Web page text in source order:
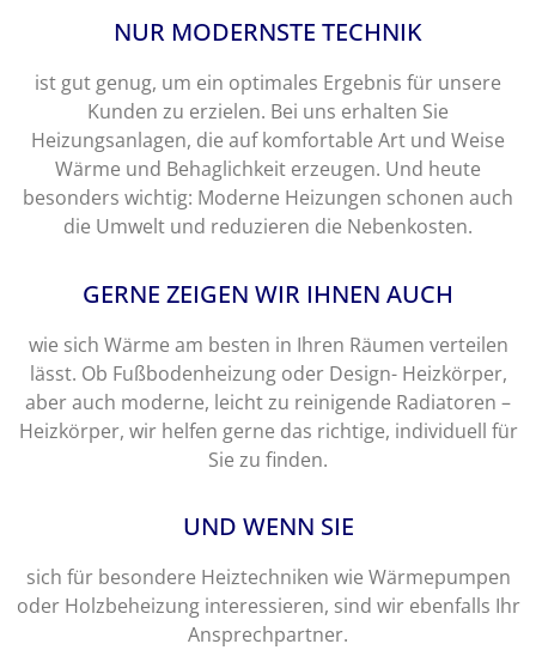
NUR MODERNSTE TECHNIK
ist gut genug, um ein optimales Ergebnis für unsere
Kunden zu erzielen. Bei uns erhalten Sie
Heizungsanlagen, die auf komfortable Art und Weise
Wärme und Behaglichkeit erzeugen. Und heute
besonders wichtig: Moderne Heizungen schonen auch
die Umwelt und reduzieren die Nebenkosten.
GERNE ZEIGEN WIR IHNEN AUCH
wie sich Wärme am besten in Ihren Räumen verteilen
lässt. Ob Fußbodenheizung oder Design- Heizkörper,
aber auch moderne, leicht zu reinigende Radiatoren –
Heizkörper, wir helfen gerne das richtige, individuell für
Sie zu finden.
UND WENN SIE
sich für besondere Heiztechniken wie Wärmepumpen
oder Holzbeheizung interessieren, sind wir ebenfalls Ihr
Ansprechpartner.